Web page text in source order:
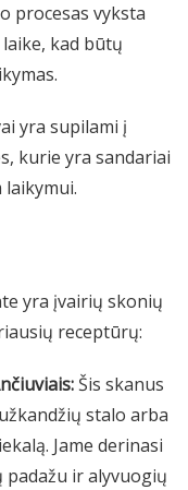
procesas vyksta
kad būtų
yra supilami į
kurie yra sandariai
yra įvairių skonių
receptūrų:
Šis skanus
stalo arba
Jame derinasi
ir alyvuogių